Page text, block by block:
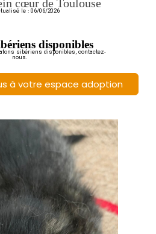
cœur de Toulouse
le : 06/06/2026
disponibles
sibériens disponibles, contactez-
nous.
à votre espace adoption